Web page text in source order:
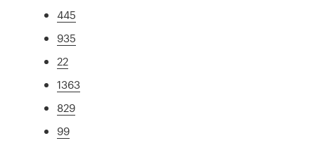
445
935
22
1363
829
99